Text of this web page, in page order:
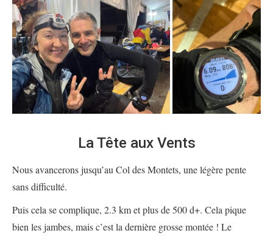
La Tête aux Vents
Nous avancerons jusqu’au Col des Montets, une légère pente
sans difficulté.
Puis cela se complique, 2.3 km et plus de 500 d+. Cela pique
bien les jambes, mais c’est la dernière grosse montée ! Le